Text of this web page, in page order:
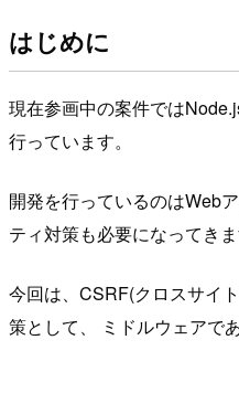
はじめに
現在参画中の案件では
行っています。
開発を行っているのはWeb
ティ対策も必要になってきま
今回は、CSRF(クロスサイ
策として、 ミドルウェアで